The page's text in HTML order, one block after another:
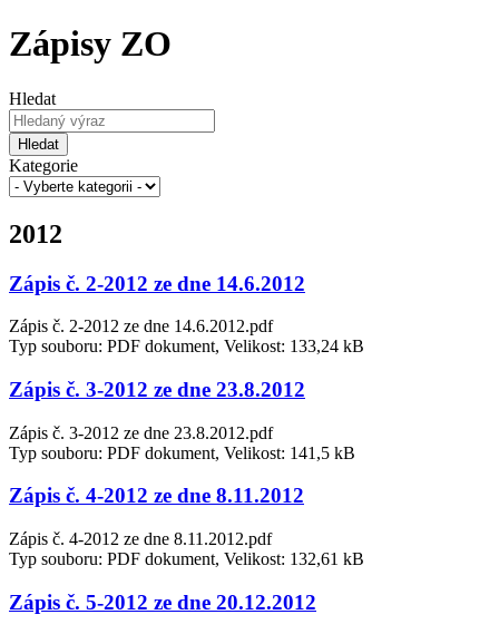
Zápisy ZO
Hledat
Hledat
Kategorie
2012
Zápis č. 2-2012 ze dne 14.6.2012
Zápis č. 2-2012 ze dne 14.6.2012.pdf
Typ souboru: PDF dokument, Velikost: 133,24 kB
Zápis č. 3-2012 ze dne 23.8.2012
Zápis č. 3-2012 ze dne 23.8.2012.pdf
Typ souboru: PDF dokument, Velikost: 141,5 kB
Zápis č. 4-2012 ze dne 8.11.2012
Zápis č. 4-2012 ze dne 8.11.2012.pdf
Typ souboru: PDF dokument, Velikost: 132,61 kB
Zápis č. 5-2012 ze dne 20.12.2012